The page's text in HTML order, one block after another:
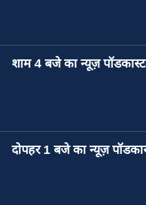
शाम 4 बजे का न्यूज़
दोपहर 1 बजे का न्यूज़